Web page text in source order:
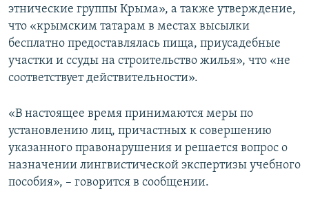
этнические группы Крыма», а также утверждение,
что «крымским татарам в местах высылки
бесплатно предоставлялась пища, приусадебные
участки и ссуды на строительство жилья», что «не
соответствует действительности».
«В настоящее время принимаются меры по
установлению лиц, причастных к совершению
указанного правонарушения и решается вопрос о
назначении лингвистической экспертизы учебного
пособия», – говорится в сообщении.